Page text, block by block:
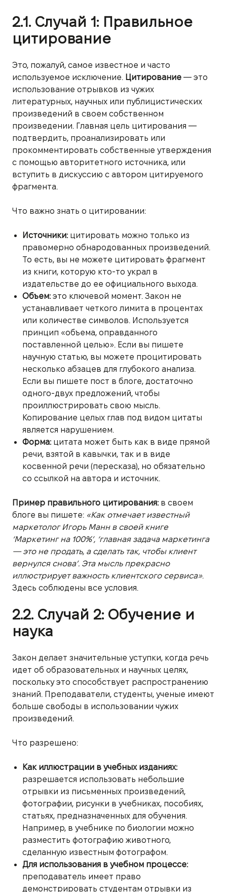
2.1. Случай 1: Правильное
цитирование
Это, пожалуй, самое известное и часто
используемое исключение. Цитирование — это
использование отрывков из чужих
литературных, научных или публицистических
произведений в своем собственном
произведении. Главная цель цитирования —
подтвердить, проанализировать или
прокомментировать собственные утверждения
с помощью авторитетного источника, или
вступить в дискуссию с автором цитируемого
фрагмента.
Что важно знать о цитировании:
Источники:цитировать можно только из
правомерно обнародованных произведений.
То есть, вы не можете цитировать фрагмент
из книги, которую кто-то украл в
издательстве до ее официального выхода.
Объем:это ключевой момент. Закон не
устанавливает четкого лимита в процентах
или количестве символов. Используется
принцип «объема, оправданного
поставленной целью». Если вы пишете
научную статью, вы можете процитировать
несколько абзацев для глубокого анализа.
Если вы пишете пост в блоге, достаточно
одного-двух предложений, чтобы
проиллюстрировать свою мысль.
Копирование целых глав под видом цитаты
является нарушением.
Форма:цитата может быть как в виде прямой
речи, взятой в кавычки, так и в виде
косвенной речи (пересказа), но обязательно
со ссылкой на автора и источник.
Пример правильного цитирования:в своем
блоге вы пишете: «Как отмечает известный
маркетолог Игорь Манн в своей книге
‘Маркетинг на 100%’, ‘главная задача маркетинга
— это не продать, а сделать так, чтобы клиент
вернулся снова’. Эта мысль прекрасно
иллюстрирует важность клиентского сервиса».
Здесь соблюдены все условия.
2.2. Случай 2: Обучение и
наука
Закон делает значительные уступки, когда речь
идет об образовательных и научных целях,
поскольку это способствует распространению
знаний. Преподаватели, студенты, ученые имеют
больше свободы в использовании чужих
произведений.
Что разрешено:
Как иллюстрации в учебных изданиях:
разрешается использовать небольшие
отрывки из письменных произведений,
фотографии, рисунки в учебниках, пособиях,
статьях, предназначенных для обучения.
Например, в учебнике по биологии можно
разместить фотографию животного,
сделанную известным фотографом.
Для использования в учебном процессе:
преподаватель имеет право
демонстрировать студентам отрывки из